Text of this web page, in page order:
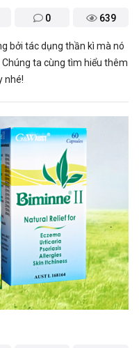
0 639
bởi tác dụng thần kì mà nó
ta cùng tìm hiểu thêm
nhé!